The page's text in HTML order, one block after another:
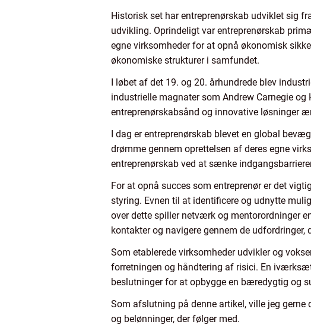
Historisk set har entreprenørskab udviklet sig
udvikling. Oprindeligt var entreprenørskab
egne virksomheder for at opnå økonomisk
økonomiske strukturer i samfundet.
I løbet af det 19. og 20. århundrede blev
industrielle magnater som Andrew Carnegie og
entreprenørskabsånd og innovative løsninger
I dag er entreprenørskab blevet en global
drømme gennem oprettelsen af deres egne
entreprenørskab ved at sænke
For at opnå succes som entreprenør er det
styring. Evnen til at identificere og udnytte
over dette spiller netværk og mentorordninger
kontakter og navigere gennem de udfordringer,
Som etablerede virksomheder udvikler og
forretningen og håndtering af risici. En
beslutninger for at opbygge en bæredygtig og
Som afslutning på denne artikel, ville jeg gerne
og belønninger, der følger med.